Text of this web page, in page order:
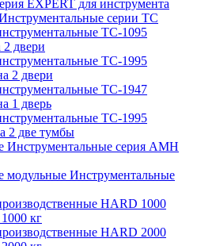
EXPERT для инструмента
серии ТС
TC-1095
2 двери
TC-1995
2 двери
ТС-1947
1 дверь
ТС-1995
2 две тумбы
серия AMH
Инструментальные
HARD 1000
кг
HARD 2000